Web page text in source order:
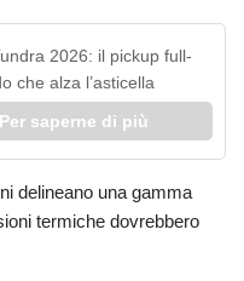
2026: il pickup full-
che alza l’asticella
Per saperne di più
delineano una gamma
termiche dovrebbero